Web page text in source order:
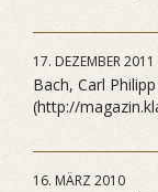
17. DEZEMBER 2011
Bach, Carl
(http://
16. MÄRZ 2010